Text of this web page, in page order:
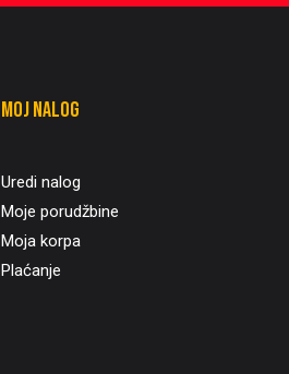
Moj nalog
Uredi nalog
Moje porudžbine
Moja korpa
Plaćanje